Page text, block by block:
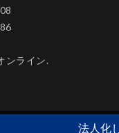
ンライン.
法人化